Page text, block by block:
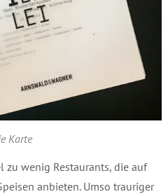
Karte
zu wenig Restaurants, die auf
anbieten. Umso trauriger